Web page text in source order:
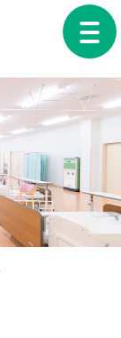
toggle